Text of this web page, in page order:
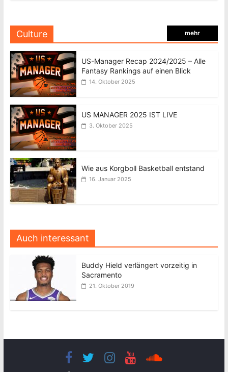
Culture mehr
US-Manager Recap 2024/2025 – Alle
Fantasy Rankings auf einen Blick
14. Oktober 2025
US MANAGER 2025 IST LIVE
3. Oktober 2025
Wie aus Korgboll Basketball entstand
16. Januar 2025
Auch interessant
Buddy Hield verlängert vorzeitig in
Sacramento
21. Oktober 2019